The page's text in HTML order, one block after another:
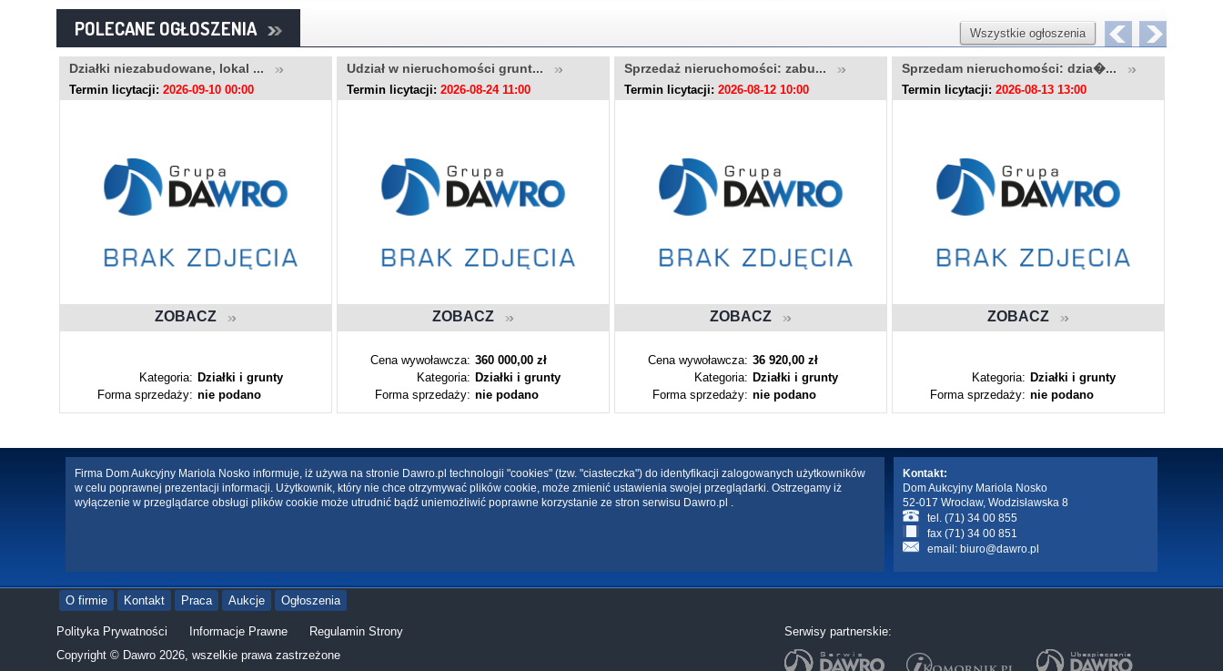
POLECANE OGŁOSZENIA Wszystkie ogłoszenia
Działki niezabudowane, lokal ...
Termin licytacji: 2026-09-10 00:00
ZOBACZ
Kategoria: Działki i grunty
Forma sprzedaży: nie podano
Udział w nieruchomości grunt...
Termin licytacji: 2026-08-24 11:00
ZOBACZ
Cena wywoławcza: 360 000,00 zł
Kategoria: Działki i grunty
Forma sprzedaży: nie podano
Sprzedaż nieruchomości: zabu...
Termin licytacji: 2026-08-12 10:00
ZOBACZ
Cena wywoławcza: 36 920,00 zł
Kategoria: Działki i grunty
Forma sprzedaży: nie podano
Sprzedam nieruchomości: dzia�...
Termin licytacji: 2026-08-13 13:00
ZOBACZ
Kategoria: Działki i grunty
Forma sprzedaży: nie podano
Firma Dom Aukcyjny Mariola Nosko informuje, iż używa na stronie Dawro.pl technologii "cookies" (tzw. "ciasteczka") do identyfikacji zalogowanych użytkowników
w celu poprawnej prezentacji informacji. Użytkownik, który nie chce otrzymywać plików cookie, może zmienić ustawienia swojej przeglądarki. Ostrzegamy iż
wyłączenie w przeglądarce obsługi plików cookie może utrudnić bądź uniemożliwić poprawne korzystanie ze stron serwisu Dawro.pl .
Kontakt:
Dom Aukcyjny Mariola Nosko
52-017 Wrocław, Wodzisławska 8
tel. (71) 34 00 855
fax (71) 34 00 851
email: biuro@dawro.pl
O firmie Kontakt Praca Aukcje Ogłoszenia
Polityka Prywatności Informacje Prawne
Regulamin Strony
Copyright © Dawro 2026, wszelkie prawa zastrzeżone
Serwisy partnerskie: